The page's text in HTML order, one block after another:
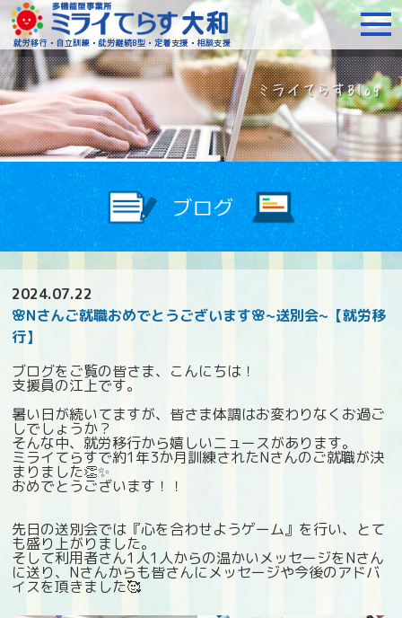
障がいをお持ちの方へ
2024.07.22
🌸Nさんご就職おめでとうございます🌸~送別会~【就労移
行】
ブログをご覧の皆さま、こんにちは！
支援員の江上です。
暑い日が続いてますが、皆さま体調はお変わりなくお過ご
しでしょうか？
そんな中、就労移行から嬉しいニュースがあります。
ミライてらすで約1年3か月訓練されたNさんのご就職が決
まりました👏✨
おめでとうございます！！
先日の送別会では『心を合わせようゲーム』を行い、とて
も盛り上がりました。
そして利用者さん1人1人からの温かいメッセージをNさん
に送り、Nさんからも皆さんにメッセージや今後のアドバ
イスを頂きました🥰